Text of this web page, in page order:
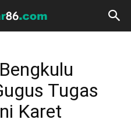
Tugas
Karet